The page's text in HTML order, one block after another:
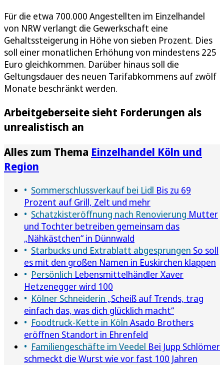
Für die etwa 700.000 Angestellten im Einzelhandel
von NRW verlangt die Gewerkschaft eine
Gehaltssteigerung in Höhe von sieben Prozent. Dies
soll einer monatlichen Erhöhung von mindestens 225
Euro gleichkommen. Darüber hinaus soll die
Geltungsdauer des neuen Tarifabkommens auf zwölf
Monate beschränkt werden.
Arbeitgeberseite sieht Forderungen als
unrealistisch an
Alles zum Thema Einzelhandel Köln und
Region
Sommerschlussverkauf bei Lidl Bis zu 69
Prozent auf Grill, Zelt und mehr
Schatzkisteröffnung nach Renovierung Mutter
und Tochter betreiben gemeinsam das
„Nähkästchen“ in Dünnwald
Starbucks und Extrablatt abgesprungen So soll
es mit den großen Namen in Euskirchen klappen
Persönlich Lebensmittelhändler Xaver
Hetzenegger wird 100
Kölner Schneiderin „Scheiß auf Trends, trag
einfach das, was dich glücklich macht“
Foodtruck-Kette in Köln Asado Brothers
eröffnen Standort in Ehrenfeld
Familiengeschäfte im Veedel Bei Jupp Schlömer
schmeckt die Wurst wie vor fast 100 Jahren